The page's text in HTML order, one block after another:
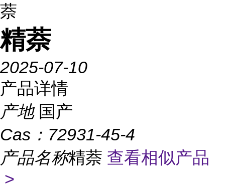
萘
精萘
2025-07-10
产品详情
产地 国产
Cas： 72931-45-4
产品名称精萘 查看相似产品
>